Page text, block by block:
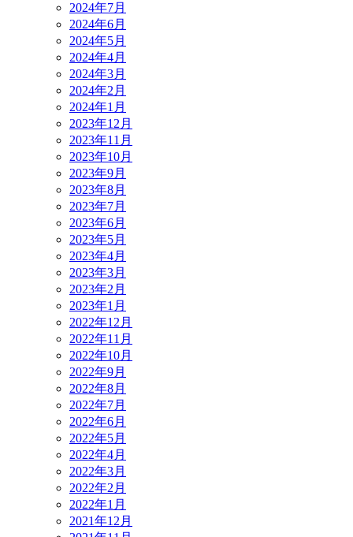
2024年7月
2024年6月
2024年5月
2024年4月
2024年3月
2024年2月
2024年1月
2023年12月
2023年11月
2023年10月
2023年9月
2023年8月
2023年7月
2023年6月
2023年5月
2023年4月
2023年3月
2023年2月
2023年1月
2022年12月
2022年11月
2022年10月
2022年9月
2022年8月
2022年7月
2022年6月
2022年5月
2022年4月
2022年3月
2022年2月
2022年1月
2021年12月